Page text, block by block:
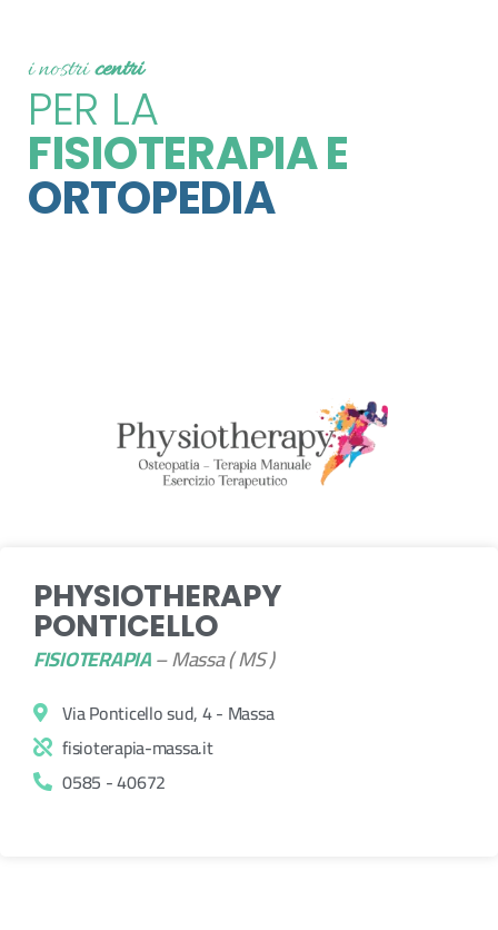
i nostricentri
PER LA
FISIOTERAPIA E
ORTOPEDIA
PHYSIOTHERAPY
PONTICELLO
FISIOTERAPIA– Massa ( MS )
Via Ponticello sud, 4 - Massa
fisioterapia-massa.it
0585 - 40672